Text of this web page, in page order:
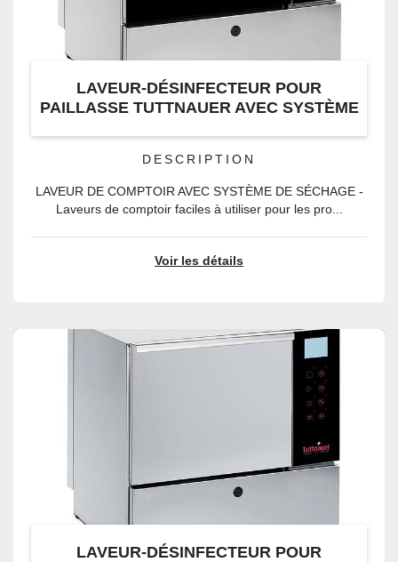
LAVEUR-DÉSINFECTEUR POUR
PAILLASSE TUTTNAUER AVEC SYSTÈME
DESCRIPTION
LAVEUR DE COMPTOIR AVEC SYSTÈME DE SÉCHAGE -
Laveurs de comptoir faciles à utiliser pour les pro...
Voir les détails
LAVEUR-DÉSINFECTEUR POUR